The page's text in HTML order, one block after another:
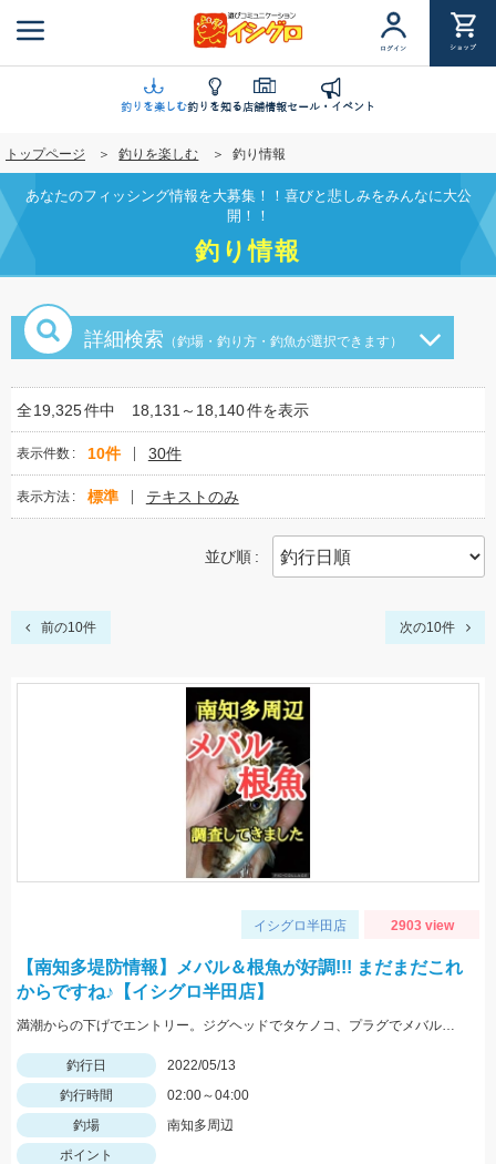
ン
に
移
動
ログイン ショップ
釣りを楽しむ釣りを知る店舗情報セール・イベント
トップページ 釣りを楽しむ 釣り情報
あなたのフィッシング情報を大募集！！喜びと悲しみをみんなに大公
開！！
釣り情報
詳細検索 （釣場・釣り方・釣魚が選択できます）
全19,325件中 18,131～18,140件を表示
表示件数 10件 30件
表示方法 標準 テキストのみ
並び順
前の10件 次の10件
イシグロ半田店 2903 view
【南知多堤防情報】メバル＆根魚が好調!!! まだまだこれ
からですね♪【イシグロ半田店】
満潮からの下げでエントリー。ジグヘッドでタケノコ、プラグでメバルが入れ食いでした。サイズは小さめなので全てリリースしました。
釣行日
2022/05/13
釣行時間
02:00～04:00
釣場
南知多周辺
ポイント